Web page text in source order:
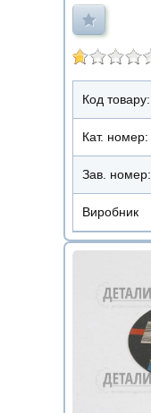
Код товару:
Кат. номер:
Зав. номер:
Виробник